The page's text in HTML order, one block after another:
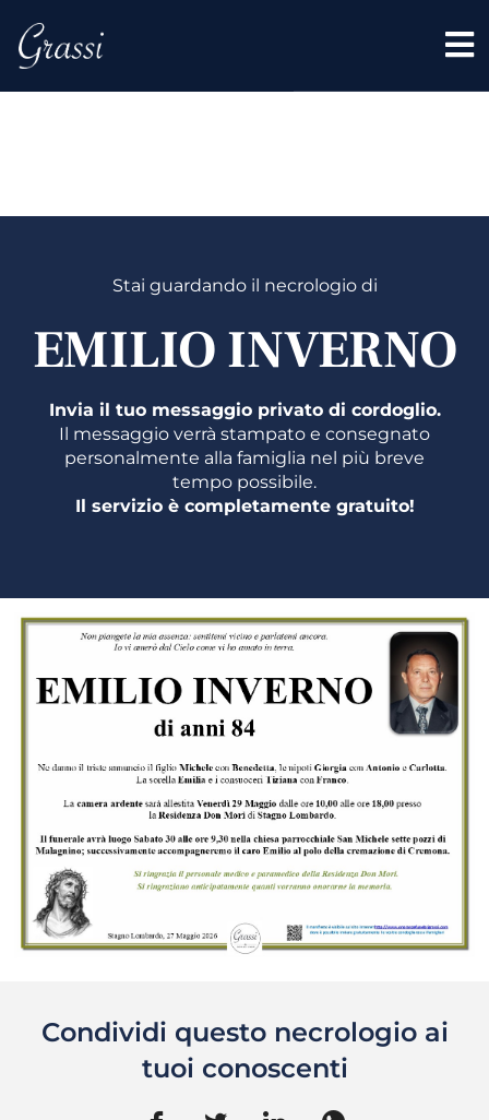
Stai guardando il necrologio di
EMILIO INVERNO
Invia il tuo messaggio privato di cordoglio.
Il messaggio verrà stampato e consegnato
personalmente alla famiglia nel più breve
tempo possibile.
Il servizio è completamente gratuito!
Condividi questo necrologio ai
tuoi conoscenti